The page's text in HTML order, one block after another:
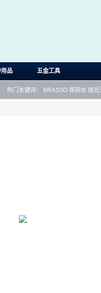
品 五金工具
热门关键词： BRASSO 擦铜水 抛光